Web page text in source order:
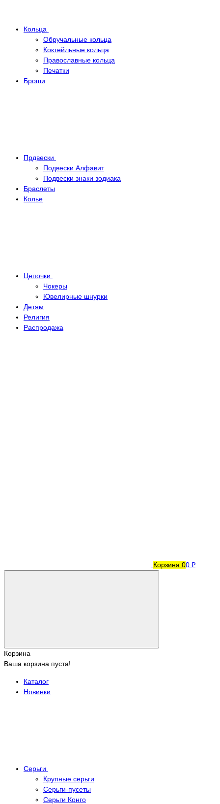
Кольца
Обручальные кольца
Коктейльные кольца
Православные кольца
Печатки
Броши
Прдвески
Подвески Алфавит
Подвески знаки зодиака
Браслеты
Колье
Цепочки
Чокеры
Ювелирные шнурки
Детям
Религия
Распродажа
Корзина 00 ₽
Корзина
Ваша корзина пуста!
Каталог
Новинки
Серьги
Крупные серьги
Серьги-пусеты
Серьги Конго